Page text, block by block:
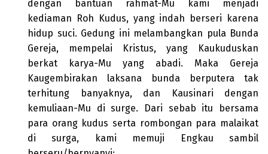
dengan bantuan rahmat-Mu kami menjadi
kediaman Roh Kudus, yang indah berseri karena
hidup suci. Gedung ini melambangkan pula Bunda
Gereja, mempelai Kristus, yang Kaukuduskan
berkat karya-Mu yang abadi. Maka Gereja
Kaugembirakan laksana bunda berputera tak
terhitung banyaknya, dan Kausinari dengan
kemuliaan-Mu di surge. Dari sebab itu bersama
para orang kudus serta rombongan para malaikat
di surga, kami memuji Engkau sambil